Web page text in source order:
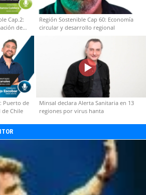
Cap.2:
de
Región Sostenible Cap 60: Economía
circular y desarrollo regional
Puerto de
Chile
Minsal declara Alerta Sanitaria en 13
regiones por virus hanta